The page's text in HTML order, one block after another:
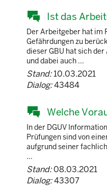
Ist das
Der Arbeitgeber hat im
Gefährdungen zu
dieser GBU hat sich
und dabei auch ...
Stand:10.03.2021
Dialog:43484
Welche
In der DGUV
Prüfungen sind von
aufgrund seiner
...
Stand:08.03.2021
Dialog:43307